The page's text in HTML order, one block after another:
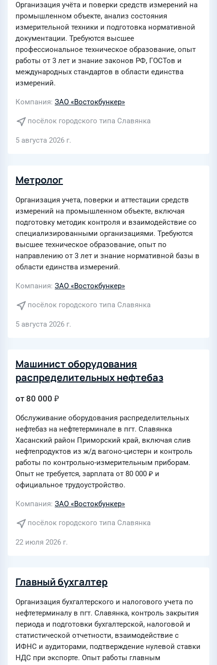
Организация учёта и поверки средств измерений на
промышленном объекте, анализ состояния
измерительной техники и подготовка нормативной
документации. Требуются высшее
профессиональное техническое образование, опыт
работы от 3 лет и знание законов РФ, ГОСТов и
международных стандартов в области единства
измерений.
Компания ЗАО «Востокбункер»
посёлок городского типа Славянка
5 августа 2026 г.
Метролог
Организация учета, поверки и аттестации средств
измерений на промышленном объекте, включая
подготовку методик контроля и взаимодействие со
специализированными организациями. Требуются
высшее техническое образование, опыт по
направлению от 3 лет и знание нормативной базы в
области единства измерений.
Компания ЗАО «Востокбункер»
посёлок городского типа Славянка
5 августа 2026 г.
Машинист оборудования
распределительных нефтебаз
от 80 000 ₽
Обслуживание оборудования распределительных
нефтебаз на нефтетерминале в пгт. Славянка
Хасанский район Приморский край, включая слив
нефтепродуктов из ж/д вагоно-цистерн и контроль
работы по контрольно-измерительным приборам.
Опыт не требуется, зарплата от 80 000 ₽ и
официальное трудоустройство.
Компания ЗАО «Востокбункер»
посёлок городского типа Славянка
22 июля 2026 г.
Главный бухгалтер
Организация бухгалтерского и налогового учета по
нефтетерминалу в пгт. Славянка, контроль закрытия
периода и подготовки бухгалтерской, налоговой и
статистической отчетности, взаимодействие с
ИФНС и аудиторами, подтверждение нулевой ставки
НДС при экспорте. Опыт работы главным